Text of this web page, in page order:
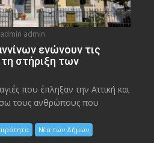
admin admin
ενώνουν τις
στήριξη των
που έπληξαν την Αττική και
τους ανθρώπους που
Νέα των Δήμων